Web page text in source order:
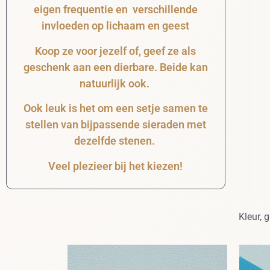
eigen frequentie en verschillende
invloeden op lichaam en geest
Koop ze voor jezelf of, geef ze als
geschenk aan een dierbare. Beide kan
natuurlijk ook.
Ook leuk is het om een setje samen te
stellen van bijpassende sieraden met
dezelfde stenen.
Veel plezieer bij het kiezen!
Kleur,